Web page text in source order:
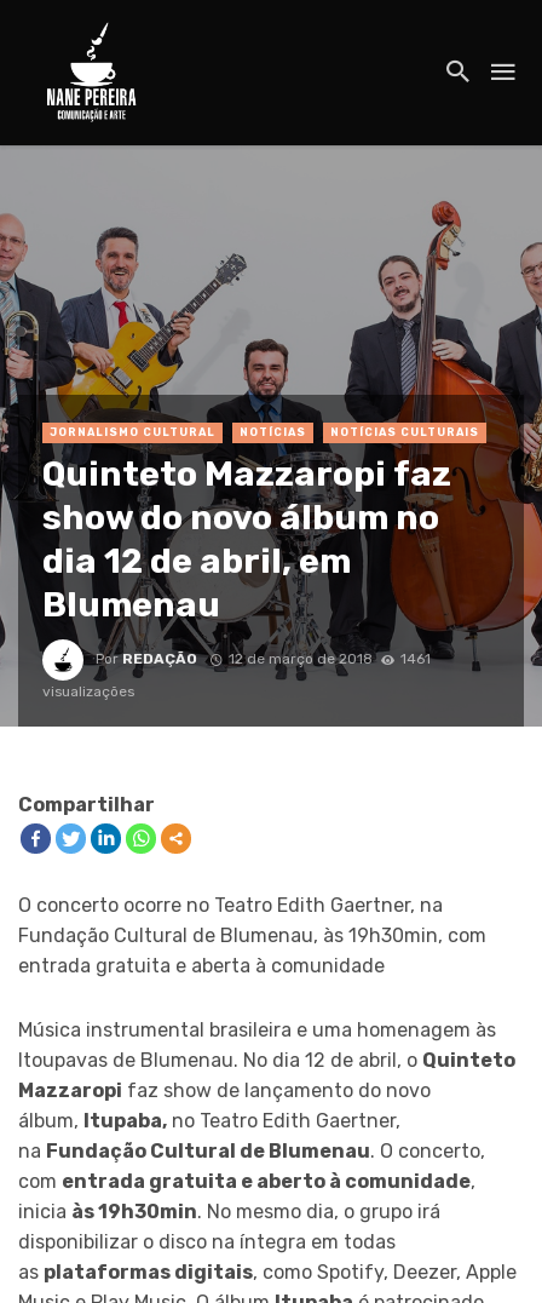
JORNALISMO CULTURAL NOTÍCIAS NOTÍCIAS CULTURAIS
Quinteto Mazzaropi faz
show do novo álbum no
dia 12 de abril, em
Blumenau
PorREDAÇÃO 12 de março de 2018
1461
visualizações
Compartilhar
O concerto ocorre no Teatro Edith Gaertner, na
Fundação Cultural de Blumenau, às 19h30min, com
entrada gratuita e aberta à comunidade
Música instrumental brasileira e uma homenagem às
Itoupavas de Blumenau. No dia 12 de abril, o Quinteto
Mazzaropi faz show de lançamento do novo
álbum, Itupaba, no Teatro Edith Gaertner,
na Fundação Cultural de Blumenau. O concerto,
com entrada gratuita e aberto à comunidade,
inicia às 19h30min. No mesmo dia, o grupo irá
disponibilizar o disco na íntegra em todas
as plataformas digitais, como Spotify, Deezer, Apple